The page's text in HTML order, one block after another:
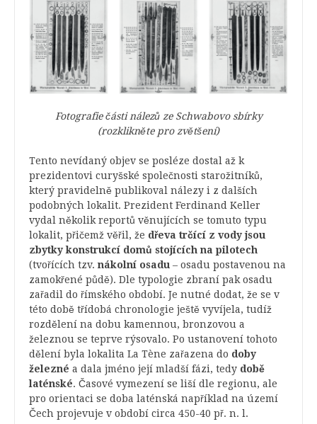
Fotografie části nálezů ze Schwabovo sbírky
(rozklikněte pro zvětšení)
Tento nevídaný objev se posléze dostal až k
prezidentovi curyšské společnosti starožitníků,
který pravidelně publikoval nálezy i z dalších
podobných lokalit. Prezident Ferdinand Keller
vydal několik reportů věnujících se tomuto typu
lokalit, přičemž věřil, že dřeva trčící z vody jsou
zbytky konstrukcí domů stojících na pilotech
(tvořících tzv. nákolní osadu – osadu postavenou na
zamokřené půdě). Dle typologie zbraní pak osadu
zařadil do římského období. Je nutné dodat, že se v
této době třídobá chronologie ještě vyvíjela, tudíž
rozdělení na dobu kamennou, bronzovou a
železnou se teprve rýsovalo. Po ustanovení tohoto
dělení byla lokalita La Tène zařazena do doby
železné a dala jméno její mladší fázi, tedy době
laténské. Časové vymezení se liší dle regionu, ale
pro orientaci se doba laténská například na území
Čech projevuje v období circa 450-40 př. n. l.